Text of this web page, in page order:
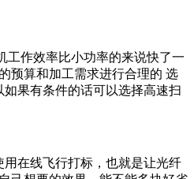
工作效率比小功率的来说快了一
预算和加工需求进行合理的 选
果有条件的话可以选择高速扫
在线飞行打标，也就是让光纤